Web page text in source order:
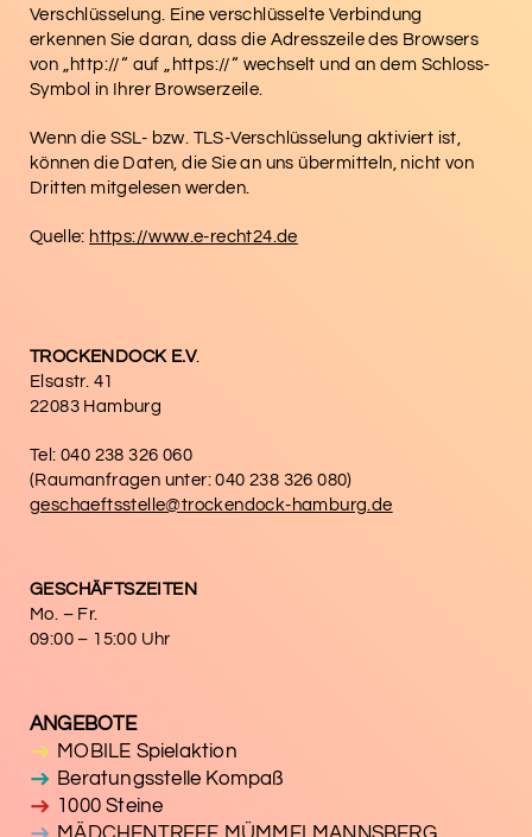
Verschlüsselung. Eine verschlüsselte Verbindung
erkennen Sie daran, dass die Adresszeile des Browsers
von „http://“ auf „https://“ wechselt und an dem Schloss-
Symbol in Ihrer Browserzeile.
Wenn die SSL- bzw. TLS-Verschlüsselung aktiviert ist,
können die Daten, die Sie an uns übermitteln, nicht von
Dritten mitgelesen werden.
Quelle: https://www.e-recht24.de
TROCKENDOCK E.V.
Elsastr. 41
22083 Hamburg
Tel: 040 238 326 060
(Raumanfragen unter: 040 238 326 080)
geschaeftsstelle@trockendock-hamburg.de
GESCHÄFTSZEITEN
Mo. – Fr.
09:00 – 15:00 Uhr
ANGEBOTE
MOBILE Spielaktion
Beratungsstelle Kompaß
1000 Steine